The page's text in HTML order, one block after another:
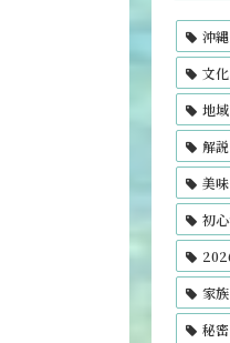
沖縄
文化
地
解説
美
初
家族
秘密